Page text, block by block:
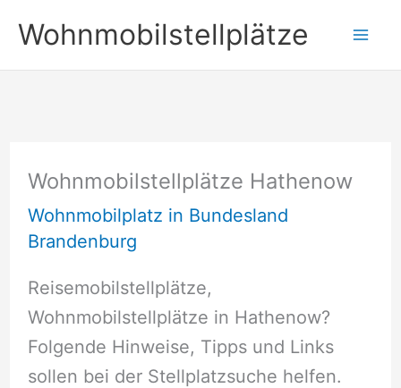
Inhalt
springen
Wohnmobilstellplätze
Wohnmobilstellplätze Hathenow
Wohnmobilplatz in Bundesland
Brandenburg
Reisemobilstellplätze,
Wohnmobilstellplätze in Hathenow?
Folgende Hinweise, Tipps und Links
sollen bei der Stellplatzsuche helfen.